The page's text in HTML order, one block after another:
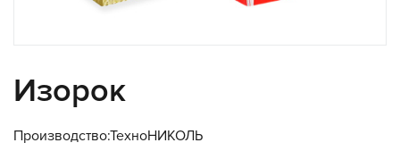
Изорок
Производство:ТехноНИКОЛЬ